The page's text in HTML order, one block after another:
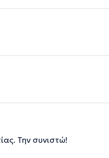
Την συνιστώ!